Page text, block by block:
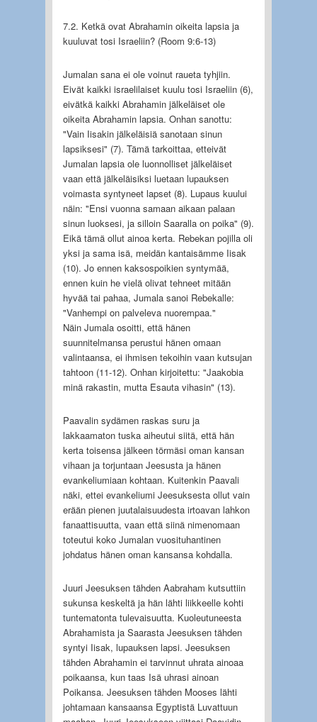
7.2. Ketkä ovat Abrahamin oikeita lapsia ja
kuuluvat tosi Israeliin? (Room 9:6-13)
Jumalan sana ei ole voinut raueta tyhjiin.
Eivät kaikki israelilaiset kuulu tosi Israeliin (6),
eivätkä kaikki Abrahamin jälkeläiset ole
oikeita Abrahamin lapsia. Onhan sanottu:
"Vain Iisakin jälkeläisiä sanotaan sinun
lapsiksesi" (7). Tämä tarkoittaa, etteivät
Jumalan lapsia ole luonnolliset jälkeläiset
vaan että jälkeläisiksi luetaan lupauksen
voimasta syntyneet lapset (8). Lupaus kuului
näin: "Ensi vuonna samaan aikaan palaan
sinun luoksesi, ja silloin Saaralla on poika" (9).
Eikä tämä ollut ainoa kerta. Rebekan pojilla oli
yksi ja sama isä, meidän kantaisämme Iisak
(10). Jo ennen kaksospoikien syntymää,
ennen kuin he vielä olivat tehneet mitään
hyvää tai pahaa, Jumala sanoi Rebekalle:
"Vanhempi on palveleva nuorempaa."
Näin Jumala osoitti, että hänen
suunnitelmansa perustui hänen omaan
valintaansa, ei ihmisen tekoihin vaan kutsujan
tahtoon (11-12). Onhan kirjoitettu: "Jaakobia
minä rakastin, mutta Esauta vihasin" (13).
Paavalin sydämen raskas suru ja
lakkaamaton tuska aiheutui siitä, että hän
kerta toisensa jälkeen törmäsi oman kansan
vihaan ja torjuntaan Jeesusta ja hänen
evankeliumiaan kohtaan. Kuitenkin Paavali
näki, ettei evankeliumi Jeesuksesta ollut vain
erään pienen juutalaisuudesta irtoavan lahkon
fanaattisuutta, vaan että siinä nimenomaan
toteutui koko Jumalan vuosituhantinen
johdatus hänen oman kansansa kohdalla.
Juuri Jeesuksen tähden Aabraham kutsuttiin
sukunsa keskeltä ja hän lähti liikkeelle kohti
tuntematonta tulevaisuutta. Kuoleutuneesta
Abrahamista ja Saarasta Jeesuksen tähden
syntyi Iisak, lupauksen lapsi. Jeesuksen
tähden Abrahamin ei tarvinnut uhrata ainoaa
poikaansa, kun taas Isä uhrasi ainoan
Poikansa. Jeesuksen tähden Mooses lähti
johtamaan kansaansa Egyptistä Luvattuun